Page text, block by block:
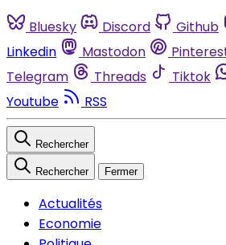
Bluesky Discord Github
Linkedin
Mastodon
Telegram
Threads Tiktok
Youtube
RSS
Rechercher
Rechercher Fermer
Actualités
Economie